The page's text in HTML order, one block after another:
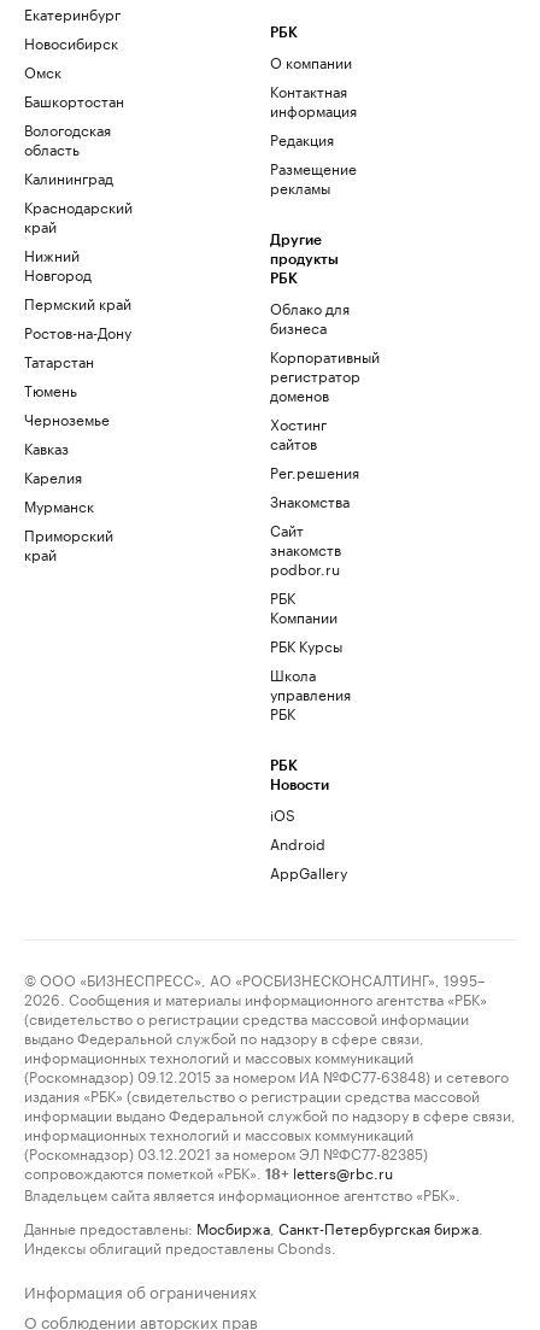
Екатеринбург
Новосибирск
Омск
Башкортостан
Вологодская
область
Калининград
Краснодарский
край
Нижний
Новгород
Пермский край
Ростов-на-Дону
Татарстан
Тюмень
Черноземье
Кавказ
Карелия
Мурманск
Приморский
край
РБК
О компании
Контактная
информация
Редакция
Размещение
рекламы
Другие
продукты
РБК
Облако для
бизнеса
Корпоративный
регистратор
доменов
Хостинг
сайтов
Рег.решения
Знакомства
Сайт
знакомств
podbor.ru
РБК
Компании
РБК Курсы
Школа
управления
РБК
РБК
Новости
iOS
Android
AppGallery
© ООО «БИЗНЕСПРЕСС», АО «РОСБИЗНЕСКОНСАЛТИНГ», 1995–
2026. Сообщения и материалы информационного агентства «РБК»
(свидетельство о регистрации средства массовой информации
выдано Федеральной службой по надзору в сфере связи,
информационных технологий и массовых коммуникаций
(Роскомнадзор) 09.12.2015 за номером ИА №ФС77-63848) и сетевого
издания «РБК» (свидетельство о регистрации средства массовой
информации выдано Федеральной службой по надзору в сфере связи,
информационных технологий и массовых коммуникаций
(Роскомнадзор) 03.12.2021 за номером ЭЛ №ФС77-82385)
сопровождаются пометкой «РБК».
18+ letters@rbc.ru
Владельцем сайта является информационное агентство «РБК».
Данные предоставлены: Мосбиржа Санкт-Петербургская биржа
Индексы облигаций предоставлены Cbonds.
Информация об ограничениях
О соблюдении авторских прав